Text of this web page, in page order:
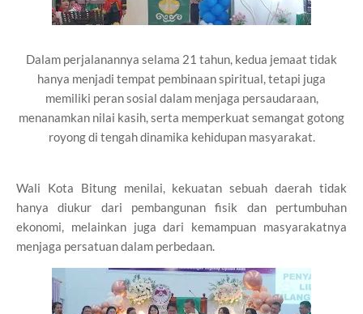
Dalam perjalanannya selama 21 tahun, kedua jemaat tidak
hanya menjadi tempat pembinaan spiritual, tetapi juga
memiliki peran sosial dalam menjaga persaudaraan,
menanamkan nilai kasih, serta memperkuat semangat gotong
royong di tengah dinamika kehidupan masyarakat.
Wali Kota Bitung menilai, kekuatan sebuah daerah tidak
hanya diukur dari pembangunan fisik dan pertumbuhan
ekonomi, melainkan juga dari kemampuan masyarakatnya
menjaga persatuan dalam perbedaan.